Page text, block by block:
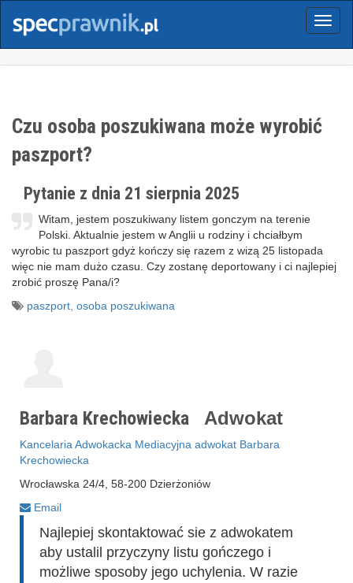
Menu
Czu osoba poszukiwana może wyrobić
paszport?
Pytanie z dnia 21 sierpnia 2025
Witam, jestem poszukiwany listem gonczym na terenie
Polski. Aktualnie jestem w Anglii u rodziny i chciałbym
wyrobic tu paszport gdyż kończy się razem z wizą 25 listopada
więc nie mam dużo czasu. Czy zostanę deportowany i ci najlepiej
zrobić proszę Pana/i?
paszport osoba poszukiwana
Barbara Krechowiecka Adwokat
Kancelaria Adwokacka Mediacyjna adwokat Barbara
Krechowiecka
Wrocławska 24/4, 58-200 Dzierżoniów
Email
Najlepiej skontaktować sie z adwokatem
aby ustalil przyczyny listu gończego i
możliwe sposoby jego uchylenia. W razie